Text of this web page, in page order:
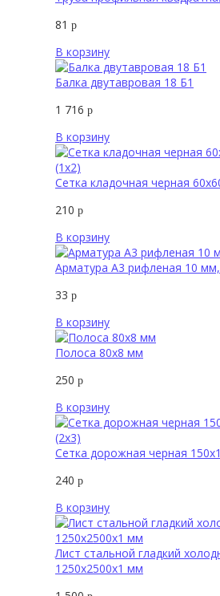
81 р
В корзину
Балка двутавровая 18 Б1
1 716 р
В корзину
Сетка кладочная черная
210 р
В корзину
Арматура А3 рифленая 10
33 р
В корзину
Полоса 80х8 мм
250 р
В корзину
Сетка дорожная черная
240 р
В корзину
Лист стальной гладкий
1250х2500х1 мм